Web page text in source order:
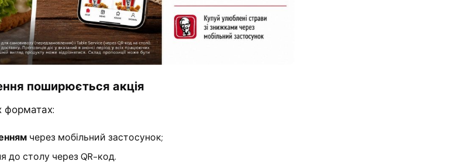
поширюється акція
форматах:
через мобільний застосунок;
до столу через QR-код.